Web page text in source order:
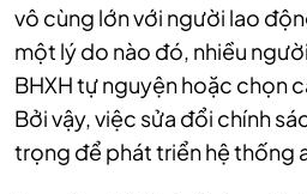
vô cùng lớn với người lao
một lý do nào đó, nhiều
BHXH tự nguyện hoặc chọn
Bởi vậy, việc sửa đổi chính
trọng để phát triển hệ thống